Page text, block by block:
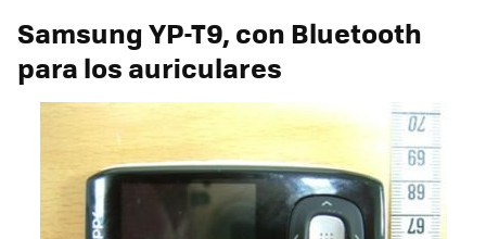
Samsung YP-T9, con Bluetooth
para los auriculares